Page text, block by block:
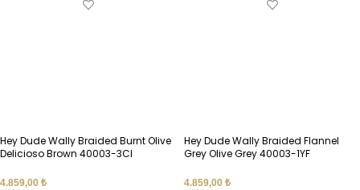
Hey Dude Wally Braided Burnt Olive
Delicioso Brown 40003-3CI
4.859,00 ₺
Hey Dude Wally Braided Flannel
Grey Olive Grey 40003-1YF
4.859,00 ₺